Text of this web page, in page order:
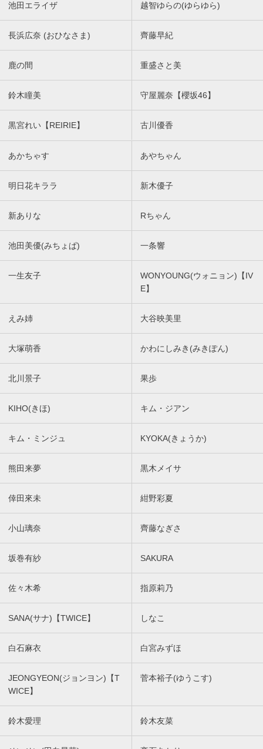
池田エライザ 越智ゆらの(ゆらゆら)
長浜広奈 (おひなさま) 齊藤早紀
鹿の間 重盛さと美
鈴木瞳美 守屋麗奈【櫻坂46】
黒宮れい【REIRIE】 古川優香
あかちゃす あやちゃん
明日花キララ 新木優子
新ありな Rちゃん
池田美優(みちょぱ) 一条響
一生友子
WONYOUNG(ウォニョン)【IV
E】
えみ姉 大谷映美里
大塚萌香 かわにしみき(みきぽん)
北川景子 果歩
KIHO(きほ) キム・ジアン
キム・ミンジュ KYOKA(きょうか)
熊田来夢 黒木メイサ
倖田來未 紺野彩夏
小山璃奈 齊藤なぎさ
坂巻有紗 SAKURA
佐々木希 指原莉乃
SANA(サナ)【TWICE】 しなこ
白石麻衣 白宮みずほ
JEONGYEON(ジョンヨン)【T
WICE】
菅本裕子(ゆうこす)
鈴木愛理 鈴木友菜